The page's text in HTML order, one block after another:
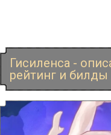
Гисиленса -
рейтинг и билды